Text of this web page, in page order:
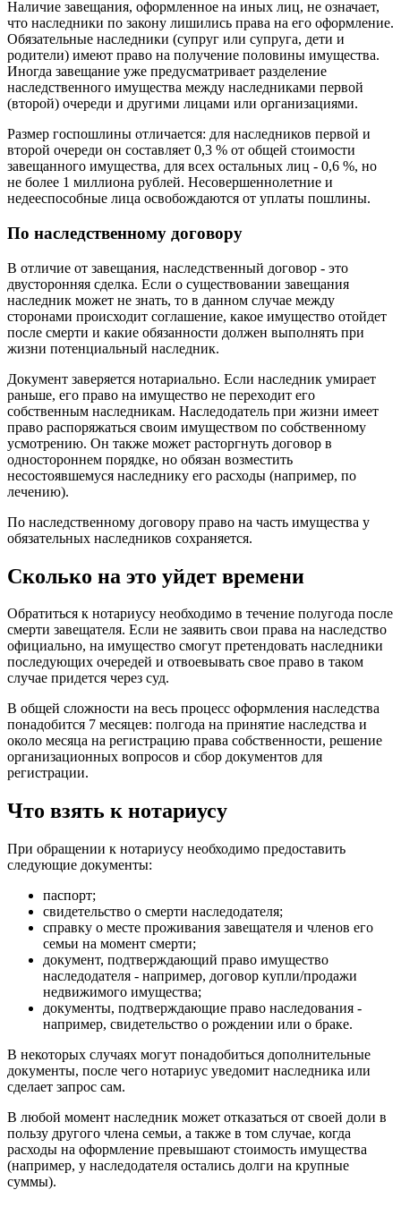
Наличие завещания, оформленное на иных лиц, не означает,
что наследники по закону лишились права на его оформление.
Обязательные наследники (супруг или супруга, дети и
родители) имеют право на получение половины имущества.
Иногда завещание уже предусматривает разделение
наследственного имущества между наследниками первой
(второй) очереди и другими лицами или организациями.
Размер госпошлины отличается: для наследников первой и
второй очереди он составляет 0,3 % от общей стоимости
завещанного имущества, для всех остальных лиц - 0,6 %, но
не более 1 миллиона рублей. Несовершеннолетние и
недееспособные лица освобождаются от уплаты пошлины.
По наследственному договору
В отличие от завещания, наследственный договор - это
двусторонняя сделка. Если о существовании завещания
наследник может не знать, то в данном случае между
сторонами происходит соглашение, какое имущество отойдет
после смерти и какие обязанности должен выполнять при
жизни потенциальный наследник.
Документ заверяется нотариально. Если наследник умирает
раньше, его право на имущество не переходит его
собственным наследникам. Наследодатель при жизни имеет
право распоряжаться своим имуществом по собственному
усмотрению. Он также может расторгнуть договор в
одностороннем порядке, но обязан возместить
несостоявшемуся наследнику его расходы (например, по
лечению).
По наследственному договору право на часть имущества у
обязательных наследников сохраняется.
Сколько на это уйдет времени
Обратиться к нотариусу необходимо в течение полугода после
смерти завещателя. Если не заявить свои права на наследство
официально, на имущество смогут претендовать наследники
последующих очередей и отвоевывать свое право в таком
случае придется через суд.
В общей сложности на весь процесс оформления наследства
понадобится 7 месяцев: полгода на принятие наследства и
около месяца на регистрацию права собственности, решение
организационных вопросов и сбор документов для
регистрации.
Что взять к нотариусу
При обращении к нотариусу необходимо предоставить
следующие документы:
паспорт;
свидетельство о смерти наследодателя;
справку о месте проживания завещателя и членов его
семьи на момент смерти;
документ, подтверждающий право имущество
наследодателя - например, договор купли/продажи
недвижимого имущества;
документы, подтверждающие право наследования -
например, свидетельство о рождении или о браке.
В некоторых случаях могут понадобиться дополнительные
документы, после чего нотариус уведомит наследника или
сделает запрос сам.
В любой момент наследник может отказаться от своей доли в
пользу другого члена семьи, а также в том случае, когда
расходы на оформление превышают стоимость имущества
(например, у наследодателя остались долги на крупные
суммы).